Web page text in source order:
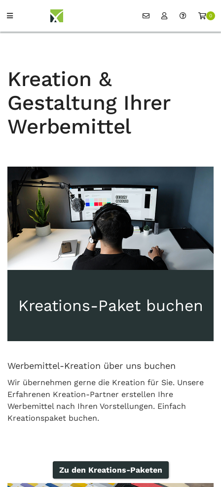
0
Kreation &
Gestaltung Ihrer
Werbemittel
Kreations-Paket buchen
Werbemittel-Kreation über uns buchen
Wir übernehmen gerne die Kreation für Sie. Unsere
Erfahrenen Kreation-Partner erstellen Ihre
Werbemittel nach Ihren Vorstellungen. Einfach
Kreationspaket buchen.
Zu den Kreations-Paketen